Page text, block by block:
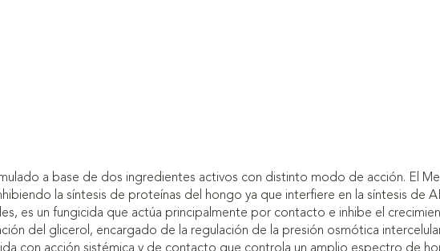
a base de dos ingredientes activos con distinto modo de acción. El
la síntesis de proteínas del hongo ya que interfiere en la síntesis de
es un fungicida que actúa principalmente por contacto e inhibe el
del glicerol, encargado de la regulación de la presión osmótica
con acción sistémica y de contacto que controla un amplio espectro de